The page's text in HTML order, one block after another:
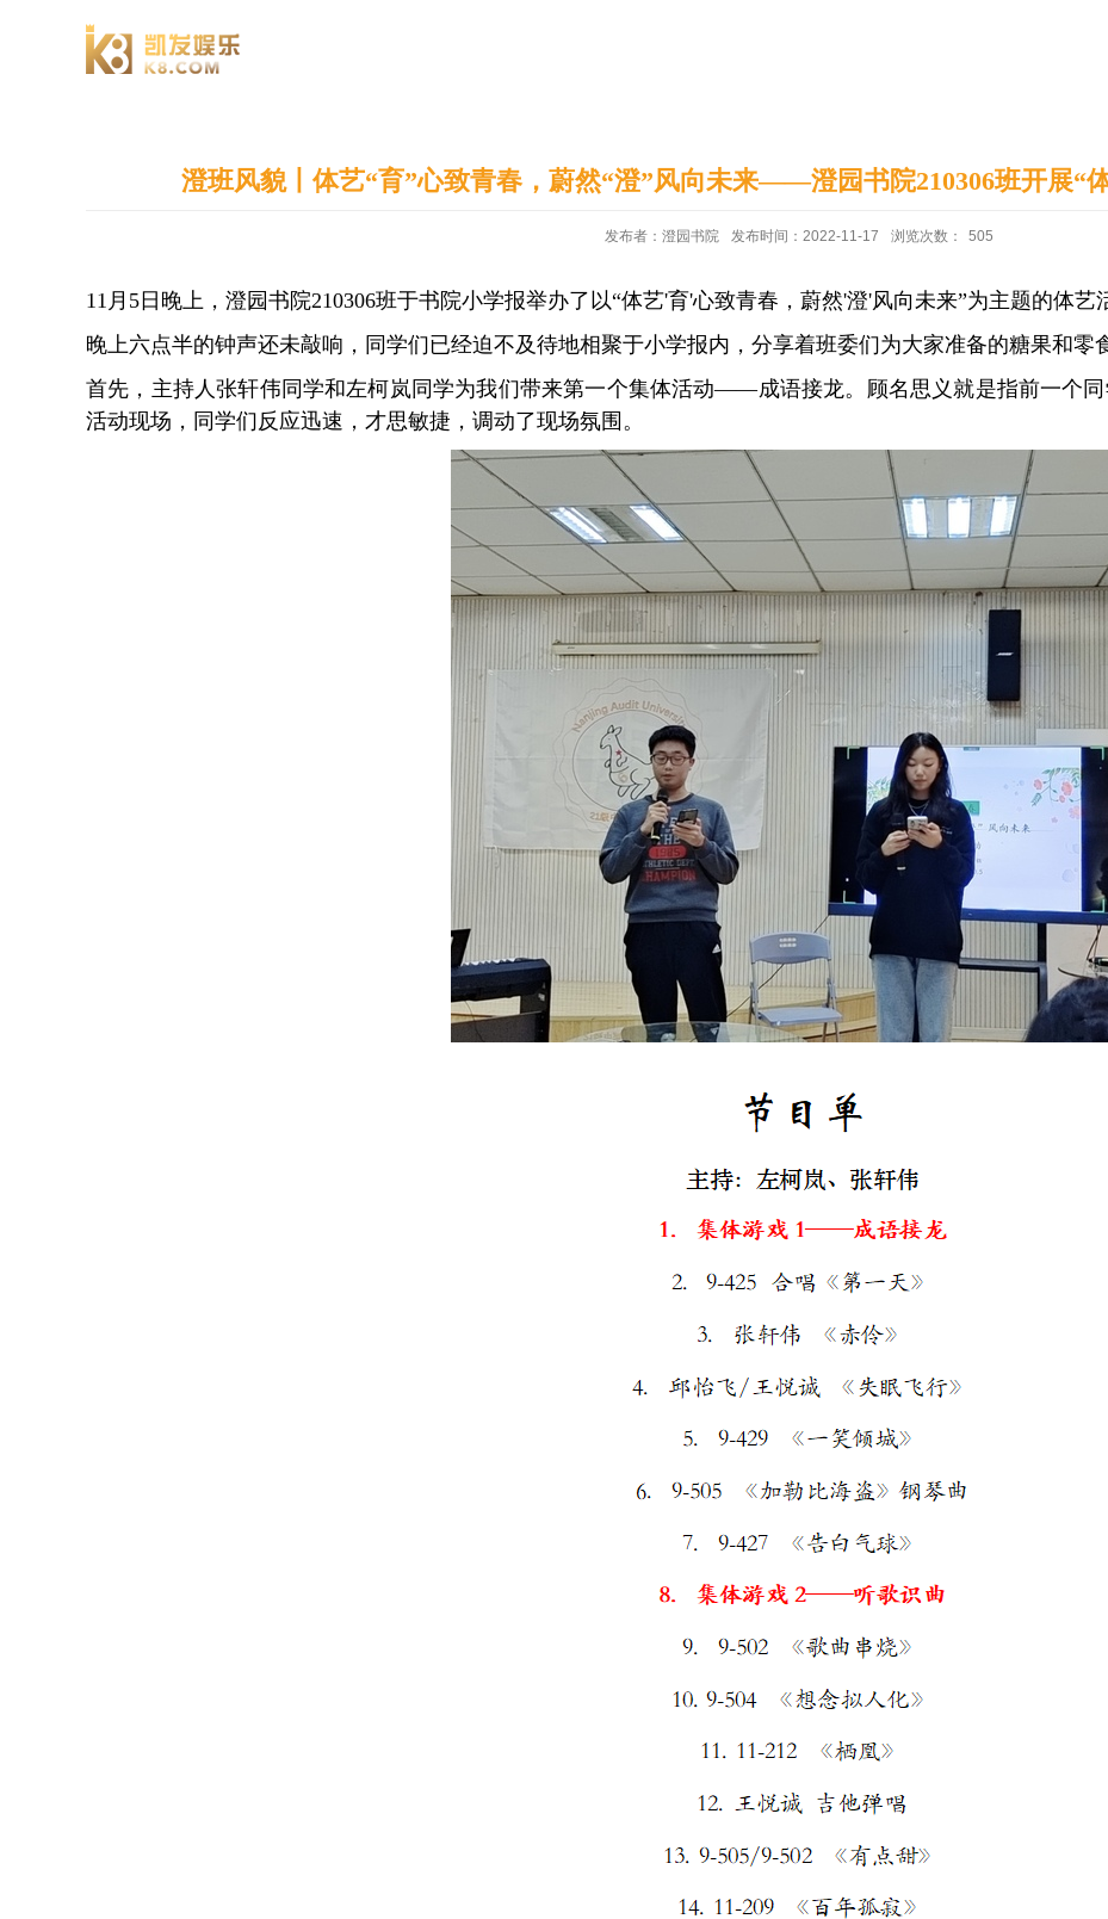
澄班风貌丨体艺“育”心致青春，蔚然“澄”风向未来——澄园书院210306班开展“
发布者：澄园书院 发布时间：2022-11-17 浏览次数： 505
11月5日晚上，澄园书院210306班于书院小学报举办了以“体艺'育'心致青春，蔚然'澄'风向未来”为主题的体艺
晚上六点半的钟声还未敲响，同学们已经迫不及待地相聚于小学报内，分享着班委们为大家准备的糖果和零
首先，主持人张轩伟同学和左柯岚同学为我们带来第一个集体活动——成语接龙。顾名思义就是指前一个同
活动现场，同学们反应迅速，才思敏捷，调动了现场氛围。